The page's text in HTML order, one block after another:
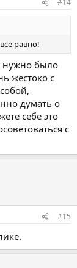
#14
равно!
нужно было
жестоко с
думать о
себе это
с
#15